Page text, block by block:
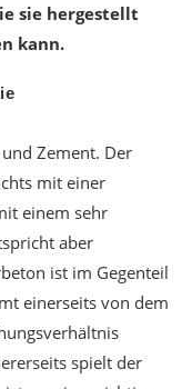
sie hergestellt
kann.
Zement. Der
mit einer
einem sehr
aber
ist im Gegenteil
einerseits von dem
spielt der